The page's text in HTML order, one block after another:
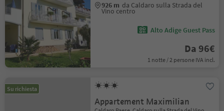
926 m da Caldaro sulla Strada del
Vino centro
Alto Adige Guest Pass
Da 96€
1 notte / 2 persone IVA incl.
Su richiesta
Appartement Maximilian